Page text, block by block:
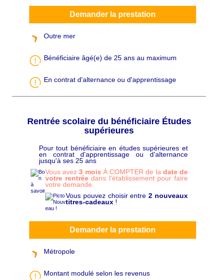
Demander la prestation
Outre mer
Bénéficiaire âgé(e) de 25 ans au maximum
En contrat d'alternance ou d'apprentissage
Rentrée scolaire du bénéficiaire Études
supérieures
ô
Pour tout bénéficiaire en études supérieures et
en contrat d'apprentissage ou d'alternance
jusqu'à ses 25 ans
Vous avez3 mois À COMPTER de la date de
votre rentréedans l'établissement pour faire
votre demande.
Vous pouvez choisir entre2 nouveaux
titres-cadeaux!
Demander la prestation
Métropole
Montant modulé selon les revenus